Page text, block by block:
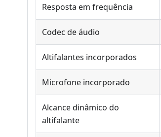
Resposta em frequência
Codec de áudio
Altifalantes incorporados
Microfone incorporado
Alcance dinâmico do
altifalante